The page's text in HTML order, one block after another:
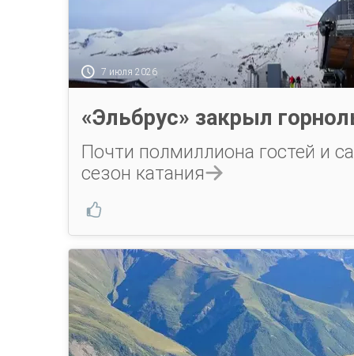
7 июля 2026
«Эльбрус» закрыл
Почти полмиллиона гостей и
сезон катания